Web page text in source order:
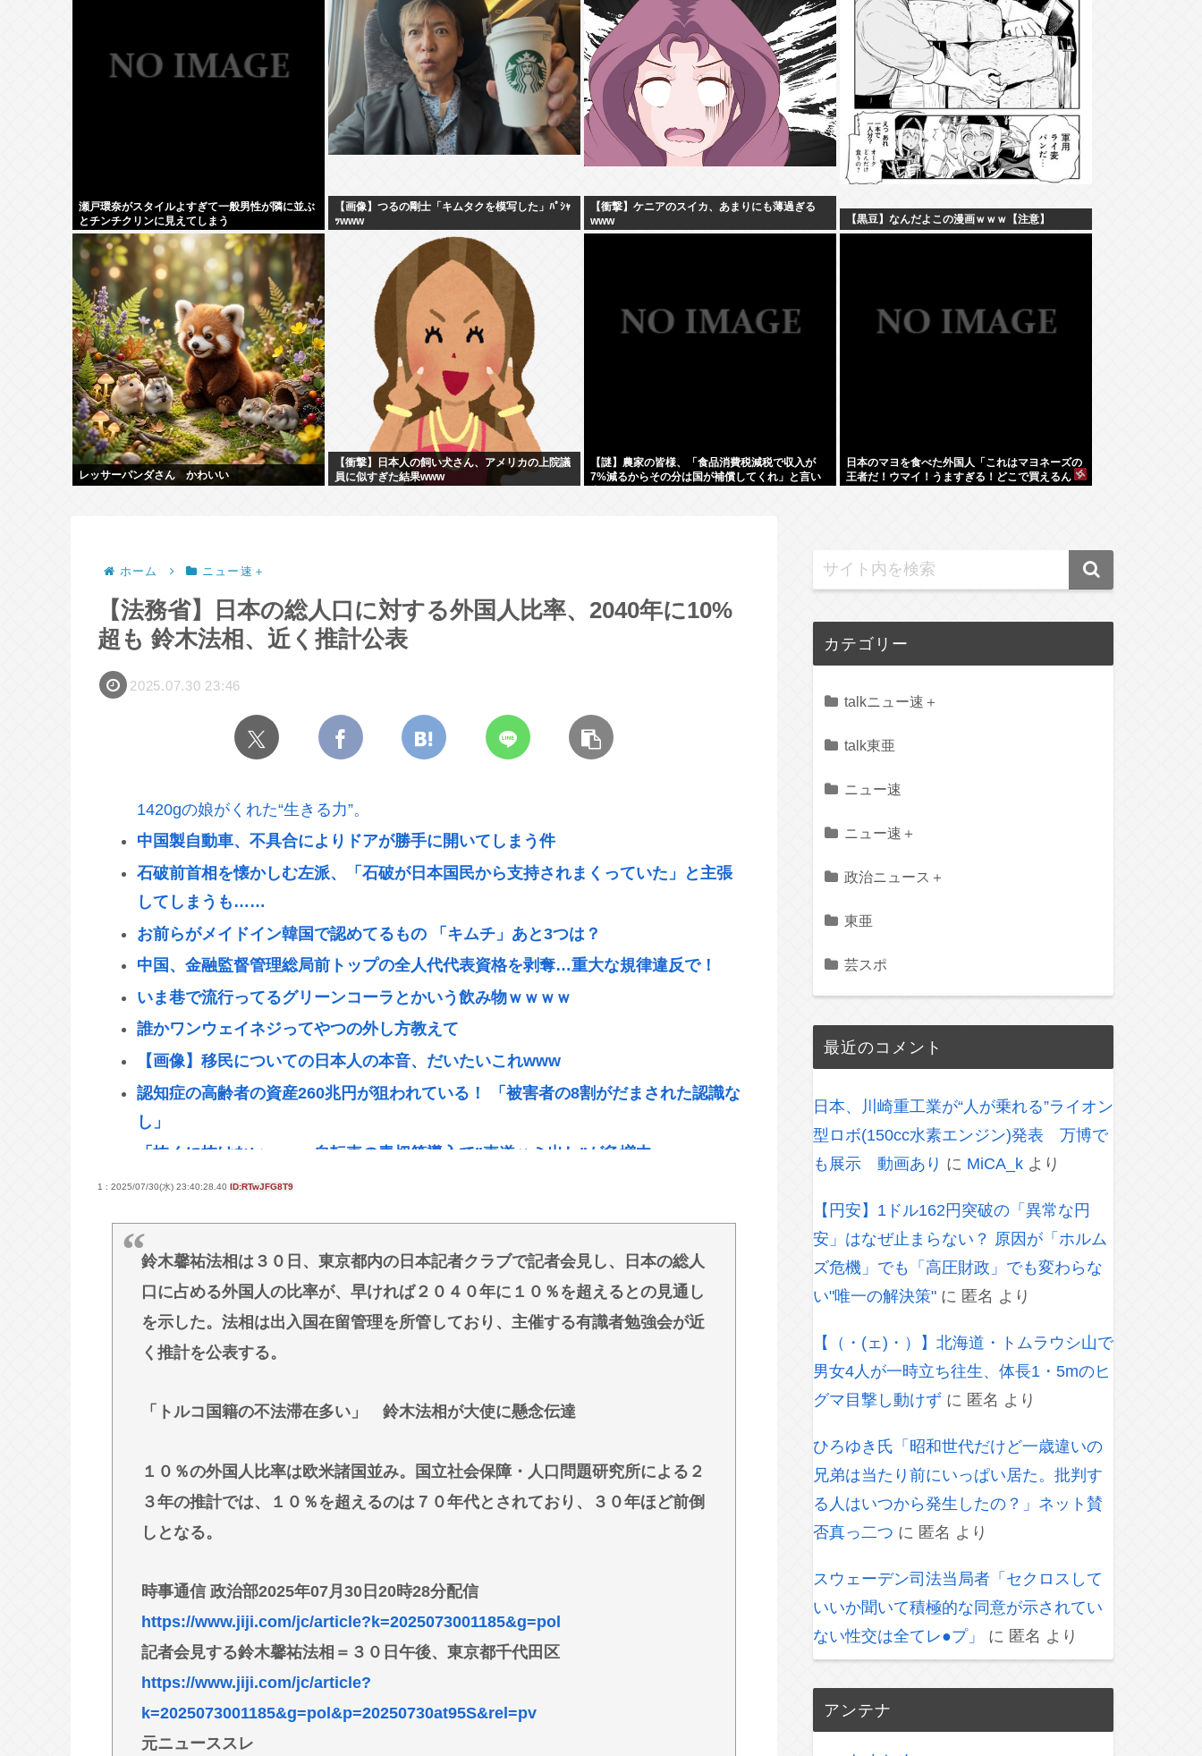
瀬戸環奈がスタイルよすぎて一般男性が隣に並ぶ
とチンチクリンに見えてしまう
【画像】つるの剛士「キムタクを模写した」ﾊﾟｼｬ
ｯwww
【衝撃】ケニアのスイカ、あまりにも薄過ぎる
www
【黒豆】なんだよこの漫画ｗｗｗ【注意】
レッサーパンダさん かわいい
【衝撃】日本人の飼い犬さん、アメリカの上院議
員に似すぎた結果www
【謎】農家の皆様、「食品消費税減税で収入が
7%減るからその分は国が補償してくれ」と言い
日本のマヨを食べた外国人「これはマヨネーズの
王者だ！ウマイ！うますぎる！どこで買えるん
ホーム ニュー速＋
【法務省】日本の総人口に対する外国人比率、2040年に10%
超も 鈴木法相、近く推計公表
2025.07.30 23:46
1420gの娘がくれた“生きる力”。
中国製自動車、不具合によりドアが勝手に開いてしまう件
石破前首相を懐かしむ左派、「石破が日本国民から支持されまくっていた」と主張
してしまうも……
お前らがメイドイン韓国で認めてるもの 「キムチ」あと3つは？
中国、金融監督管理総局前トップの全人代代表資格を剥奪…重大な規律違反で！
いま巷で流行ってるグリーンコーラとかいう飲み物ｗｗｗｗ
誰かワンウェイネジってやつの外し方教えて
【画像】移民についての日本人の本音、だいたいこれwww
認知症の高齢者の資産260兆円が狙われている！ 「被害者の8割がだまされた認識な
し」
「抜くに抜けない……」自転車の青切符導入で”車道ハミ出し”が急増中
女性インフルエンサー「20歳でアルファード一括で買えちゃう私って素敵」→画像
【悲報】愛知県民、夏恒例の儀式で2人死亡www
誰でもできる仕事してるやつって死にたくならんの？
なして君ら「テスラ」買わないの？モデル3なら300万程度で買える.コスパ最強車が
林家パー子、認知症が進行「一人で外出られない」難聴で夫・ペーと「筆談」…自
1 : 2025/07/30(水) 23:40:28.40 ID:RTwJFG8T9
鈴木馨祐法相は３０日、東京都内の日本記者クラブで記者会見し、日本の総人
口に占める外国人の比率が、早ければ２０４０年に１０％を超えるとの見通し
を示した。法相は出入国在留管理を所管しており、主催する有識者勉強会が近
く推計を公表する。
「トルコ国籍の不法滞在多い」 鈴木法相が大使に懸念伝達
１０％の外国人比率は欧米諸国並み。国立社会保障・人口問題研究所による２
３年の推計では、１０％を超えるのは７０年代とされており、３０年ほど前倒
しとなる。
時事通信 政治部2025年07月30日20時28分配信
https://www.jiji.com/jc/article?k=2025073001185&g=pol
記者会見する鈴木馨祐法相＝３０日午後、東京都千代田区
https://www.jiji.com/jc/article?
k=2025073001185&g=pol&p=20250730at95S&rel=pv
元ニューススレ
カテゴリー
talkニュー速＋
talk東亜
ニュー速
ニュー速＋
政治ニュース＋
東亜
芸スポ
最近のコメント
日本、川崎重工業が“人が乗れる”ライオン
型ロボ(150cc水素エンジン)発表 万博で
も展示 動画あり に MiCA_k より
【円安】1ドル162円突破の「異常な円
安」はなぜ止まらない？ 原因が「ホルム
ズ危機」でも「高圧財政」でも変わらな
い"唯一の解決策" に 匿名 より
【（・(ェ)・）】北海道・トムラウシ山で
男女4人が一時立ち往生、体長1・5mのヒ
グマ目撃し動けず に 匿名 より
ひろゆき氏「昭和世代だけど一歳違いの
兄弟は当たり前にいっぱい居た。批判す
る人はいつから発生したの？」ネット賛
否真っ二つ に 匿名 より
スウェーデン司法当局者「セクロスして
いいか聞いて積極的な同意が示されてい
ない性交は全てレ●プ」
に 匿名 より
アンテナ